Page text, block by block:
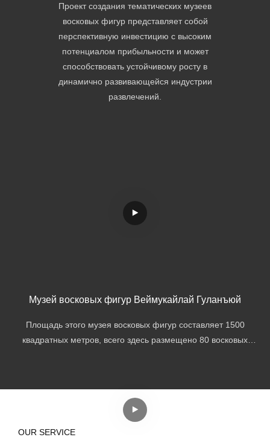
Проект создания тематических музеев
восковых фигур представляет собой
перспективную инвестицию с высоким
потенциалом прибыльности и может
способствовать устойчивому росту в
динамично развивающейся индустрии
развлечений.
Музей восковых фигур Веймукайлай Гуланъюй
Площадь этого музея восковых фигур составляет 1500
квадратных метров, всего здесь размещено 80 восковых
OUR SERVICE